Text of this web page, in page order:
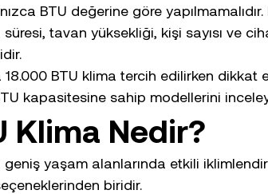
BTU değerine göre yapılmamalıdır.
tavan yüksekliği, kişi sayısı ve
BTU klima tercih edilirken dikkat
kapasitesine sahip modellerini
Klima Nedir?
yaşam alanlarında etkili
biridir.